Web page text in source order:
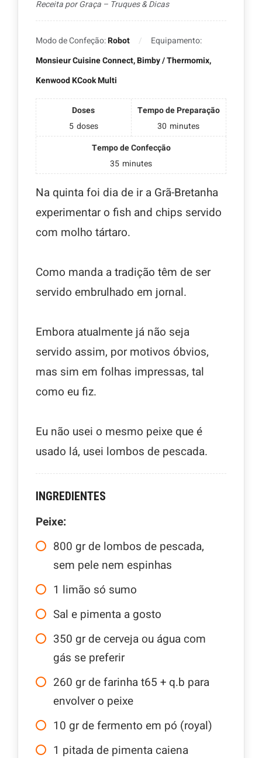
Receita por Graça – Truques & Dicas
Modo de Confeção:Robot
Equipamento:
Monsieur Cuisine Connect, Bimby / Thermomix,
Kenwood KCook Multi
Doses
5 doses
Tempo de Preparação
30 minutes
Tempo de Confecção
35 minutes
Na quinta foi dia de ir a Grã-Bretanha
experimentar o fish and chips servido
com molho tártaro.
Como manda a tradição têm de ser
servido embrulhado em jornal.
Embora atualmente já não seja
servido assim, por motivos óbvios,
mas sim em folhas impressas, tal
como eu fiz.
Eu não usei o mesmo peixe que é
usado lá, usei lombos de pescada.
INGREDIENTES
Peixe:
800 gr de lombos de pescada,
sem pele nem espinhas
1 limão só sumo
Sal e pimenta a gosto
350 gr de cerveja ou água com
gás se preferir
260 gr de farinha t65 + q.b para
envolver o peixe
10 gr de fermento em pó (royal)
1 pitada de pimenta caiena